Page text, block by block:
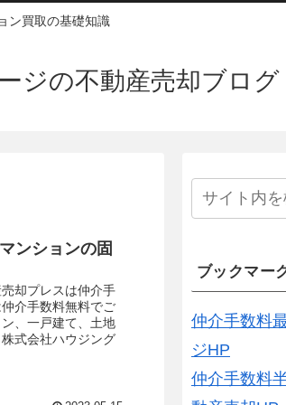
ン買取の基礎知識
ジの不動産売却ブログ
ンションの固
却プレスは仲介手
介手数料無料でご
、一戸建て、土地
式会社ハウジング
ブックマー
仲介手数料
ジHP
仲介手数料